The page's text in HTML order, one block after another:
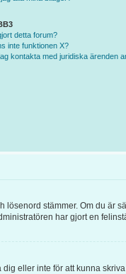
detta forum?
inte funktionen X?
kontakta med juridiska ärenden
stämmer. Om du är
har gjort en
eller inte för att kunna